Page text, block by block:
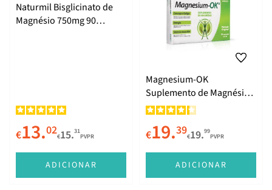
Naturmil Bisglicinato de
Magnésio 750mg 90
€13.02€15.31
PVPR
ADICIONAR
Magnesium-OK
Suplemento de Magnésio
30 Comprimidos
€19.39€19.99
PVPR
ADICIONAR